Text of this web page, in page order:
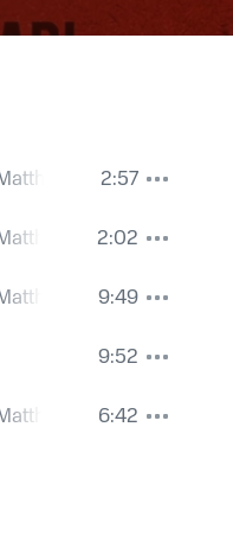
2:57
2:02
9:49
(Chorus I/II) with
9:52
6:42